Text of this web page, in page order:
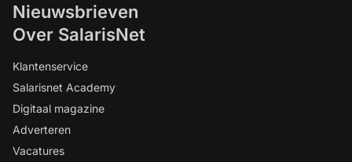
Nieuwsbrieven
Over SalarisNet
Klantenservice
Salarisnet Academy
Digitaal magazine
Adverteren
Vacatures